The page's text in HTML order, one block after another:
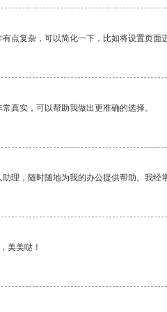
点复杂，可以简化一下，比如将设置页面
真实，可以帮助我做出更准确的选择。
理，随时随地为我的办公提供帮助。我经
美美哒！